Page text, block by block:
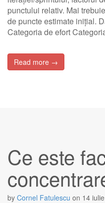
punctului relativ. Mai
de puncte estimate inițial.
Categoria de efort
Read more →
Ce este
by Cornel Fatulescu on 14